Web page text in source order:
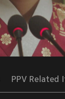
PPV Related